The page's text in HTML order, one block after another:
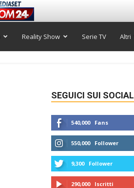
Reality Show Serie TV Altri
SEGUICI SUI SOCIAL
540,000 Fans
550,000 Follower
9,300 Follower
290,000 Iscritti